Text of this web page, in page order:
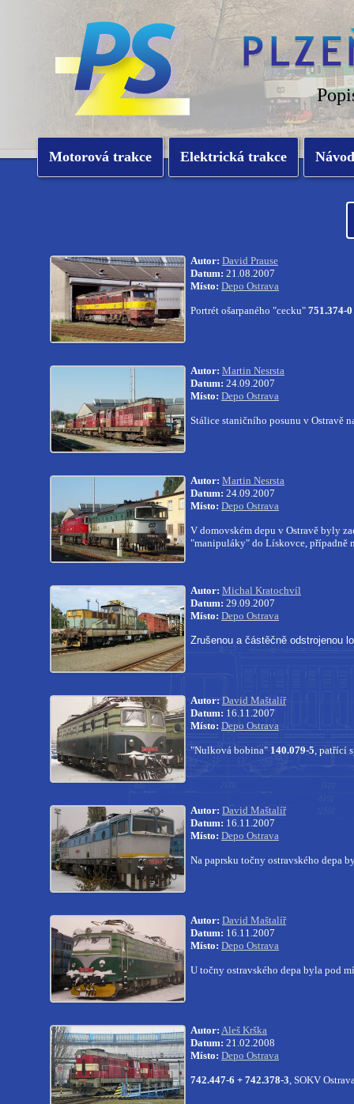
Motorová trakce Elektrická trakce
Autor: David Prause
Datum: 21.08.2007
Místo: Depo Ostrava
Portrét ošarpaného "cecku" 751.374-0
Autor: Martin Nesrsta
Datum: 24.09.2007
Místo: Depo Ostrava
Stálice staničního posunu v Ostravě
Autor: Martin Nesrsta
Datum: 24.09.2007
Místo: Depo Ostrava
V domovském depu v Ostravě byly
"manipuláky" do Lískovce, případně
Autor: Michal Kratochvíl
Datum: 29.09.2007
Místo: Depo Ostrava
Zrušenou a částěčně odstrojenou
Autor: David Maštalíř
Datum: 16.11.2007
Místo: Depo Ostrava
"Nulková bobina" 140.079-5, patřící
Autor: David Maštalíř
Datum: 16.11.2007
Místo: Depo Ostrava
Na paprsku točny ostravského depa
Autor: David Maštalíř
Datum: 16.11.2007
Místo: Depo Ostrava
U točny ostravského depa byla pod
Autor: Aleš Krška
Datum: 21.02.2008
Místo: Depo Ostrava
742.447-6 + 742.378-3, SOKV